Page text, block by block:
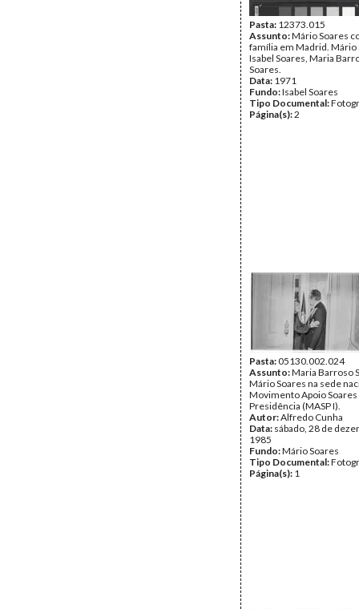
Pasta: 12373.015
Assunto:Mário Soares
família em Madrid. Mário
Isabel Soares, Maria
Soares.
Data: 1971
Fundo:Isabel Soares
Tipo Documental:
Página(s):2
Pasta:05130.002.024
Assunto:Maria Barroso
Mário Soares na sede
Movimento Apoio Soares
Presidência (MASP I).
Autor:Alfredo Cunha
Data: sábado, 28 de
1985
Fundo:Mário Soares
Tipo Documental:
Página(s): 1